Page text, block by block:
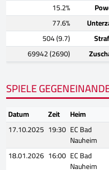
15.2%
77.6%
504 (9.7)
69942 (2690)
SPIELE
Datum Zeit Heim
17.10.2025 19:30 EC Bad
Nauheim
18.01.2026 16:00 EC Bad
Nauheim